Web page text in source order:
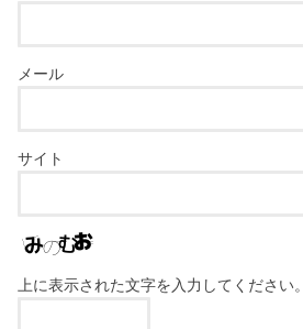
メール
サイト
上に表示された文字を入力してください。